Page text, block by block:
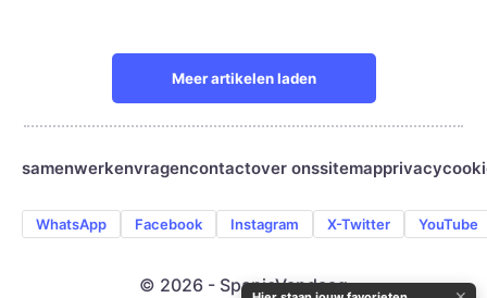
Meer artikelen laden
samenwerkenvragencontactover onssitemapprivacy
WhatsApp Facebook Instagram X-Twitter YouTube
© 2026 - SpanjeVandaag